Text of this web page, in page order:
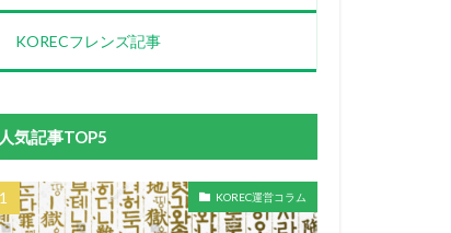
KORECフレンズ記事
人気記事TOP5
KOREC運営コラム